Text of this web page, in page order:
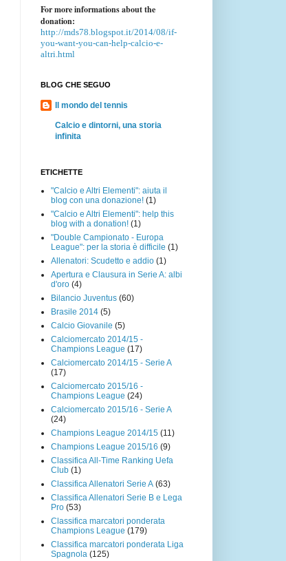
For more informations about the
donation:
http://mds78.blogspot.it/2014/08/if-
you-want-you-can-help-calcio-e-
altri.html
BLOG CHE SEGUO
Il mondo del tennis
Calcio e dintorni, una storia
infinita
ETICHETTE
"Calcio e Altri Elementi": aiuta il
blog con una donazione! (1)
"Calcio e Altri Elementi": help this
blog with a donation! (1)
"Double Campionato - Europa
League": per la storia è difficile (1)
Allenatori: Scudetto e addio (1)
Apertura e Clausura in Serie A: albi
d'oro (4)
Bilancio Juventus (60)
Brasile 2014 (5)
Calcio Giovanile (5)
Calciomercato 2014/15 -
Champions League (17)
Calciomercato 2014/15 - Serie A
(17)
Calciomercato 2015/16 -
Champions League (24)
Calciomercato 2015/16 - Serie A
(24)
Champions League 2014/15 (11)
Champions League 2015/16 (9)
Classifica All-Time Ranking Uefa
Club (1)
Classifica Allenatori Serie A (63)
Classifica Allenatori Serie B e Lega
Pro (53)
Classifica marcatori ponderata
Champions League (179)
Classifica marcatori ponderata Liga
Spagnola (125)